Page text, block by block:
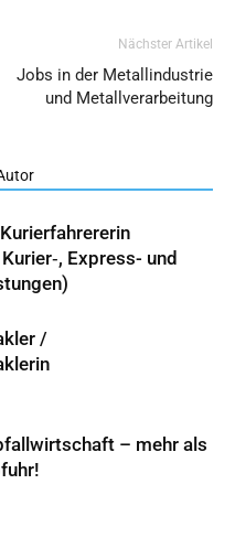
Nächster Artikel
Jobs in der Metallindustrie
und Metallverarbeitung
Express- und
/
– mehr als